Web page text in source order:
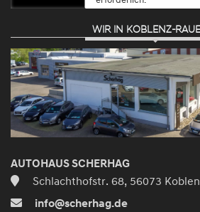
Zustimmen
und
aktivieren
WIR IN KOBLENZ-
AUTOHAUS SCHERHAG
Schlachthofstr. 68, 56073
info@scherhag.de